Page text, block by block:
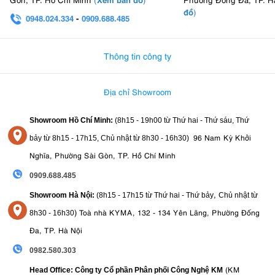
Kính ngắm điện tử OLED sángvới độ phân giải 2,36 triệu điểm ảnh
màn hình 3,2 inch,
Màn hình có thể xoay lật hoàn toàn, giúp người chụp ảnh dễ
dàng chụp ảnh tự sướng.
0948.024.334 - 0909.688.485
đồ)
Thông tin công ty
Địa chỉ Showroom
Showroom Hồ Chí Minh: (8h15 - 19h00 từ Thứ hai - Thứ sáu, Thứ
bảy từ 8h15 - 17h15, Chủ nhật từ 8h30 - 16h30) 96 Nam Kỳ Khởi
Nghĩa, Phường Sài Gòn, TP. Hồ Chí Minh
0909.688.485
Showroom Hà Nội: (8h15 - 17h15 từ Thứ hai - Thứ bảy, Chủ nhật từ
8h30 - 16h30) Toà nhà KYMA, 132 - 134 Yên Lãng, Phường Đống
Đa, TP. Hà Nội
0982.580.303
Head Office: Công ty Cổ phần Phân phối Công Nghệ KM (KM